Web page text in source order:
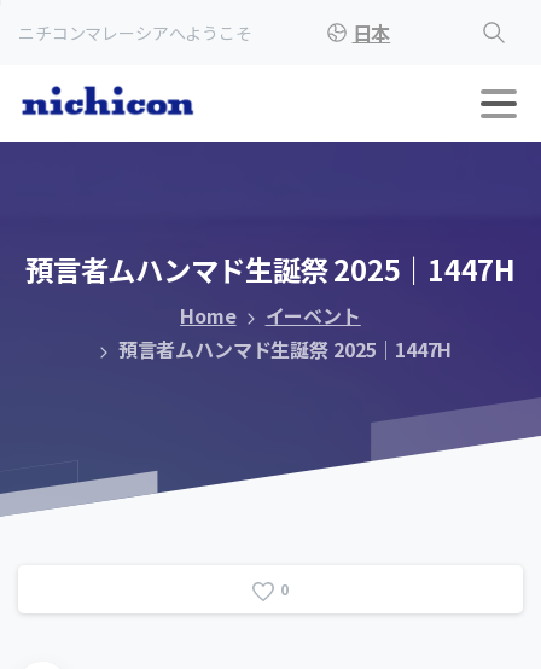
ニチコンマレーシアへようこそ 日本
預言者ムハンマド生誕祭2025｜1447H
Home
イーベント
預言者ムハンマド生誕祭 2025｜1447H
0